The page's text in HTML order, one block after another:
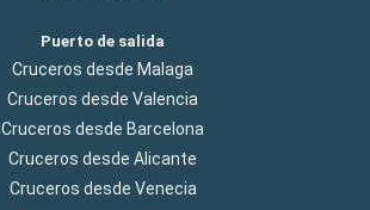
Puerto de salida
Cruceros desde Malaga
Cruceros desde Valencia
Cruceros desde Barcelona
Cruceros desde Alicante
Cruceros desde Venecia